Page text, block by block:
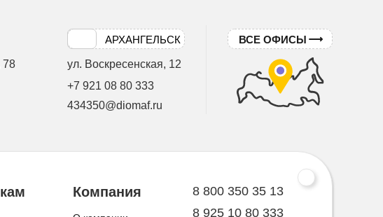
78
АРХАНГЕЛЬСК
ул. Воскресенская, 12
+7 921 08 80 333
434350@diomaf.ru
ВСЕ ОФИСЫ
Компания
8 800 350 35 13
8 925 10 80 333